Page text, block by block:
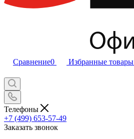
Сравнение0 Избранные товары
Телефоны
+7 (499) 653-57-49
Заказать звонок